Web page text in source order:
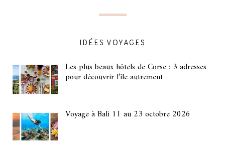
IDÉES VOYAGES
Les plus beaux hôtels de Corse : 3 adresses
pour découvrir l’île autrement
Voyage à Bali 11 au 23 octobre 2026